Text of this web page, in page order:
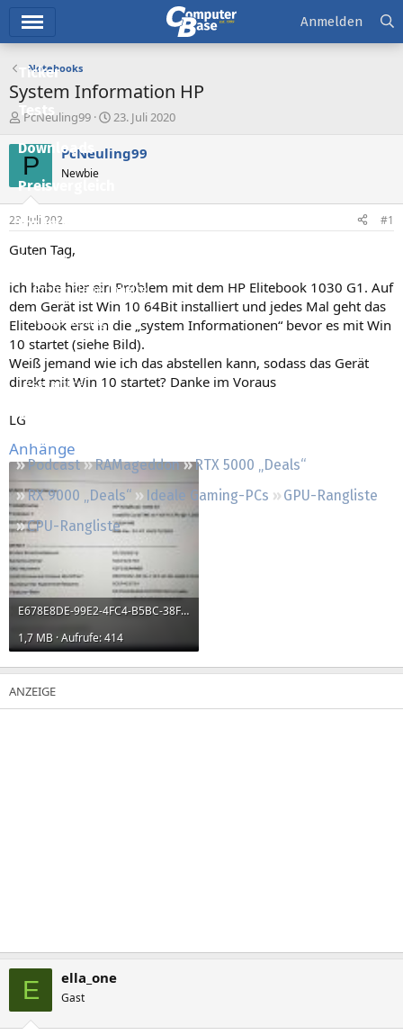
Ticker
Tests
Downloads
Preisvergleich
Forum
Aktuelles
Empfohlene Inhalte
Neue Beiträge
Neueste Aktivitäten
Leserartikel
Regeln
Podcast RAMageddon
RTX 5000 „Deals“
RX 9000 „Deals“
Ideale Gaming-PCs
GPU-Rangliste
CPU-Rangliste
Anmelden
Notebooks
System Information HP
E
s
e
e
r
PcNeuling99
E
s
t
23. Juli 2020
P PcNeuling99
Newbie
23. Juli 2020 #1
Guten Tag,
ich habe hier ein Problem mit dem HP Elitebook 1030 G1. Auf
dem Gerät ist Win 10 64Bit installiert und jedes Mal geht das
Elitebook erst in die „system Informationen“ bevor es mit Win
10 startet (siehe Bild).
Weiß jemand wie ich das abstellen kann, sodass das Gerät
direkt mit Win 10 startet? Danke im Voraus
LG
Anhänge
E678E8DE-99E2-4FC4-B5BC-38FFE8BFF796.jpeg
1,7 MB · Aufrufe: 414
E ella_one
Gast